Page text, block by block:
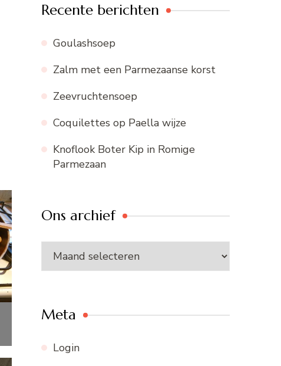
Recente berichten
Goulashsoep
Zalm met een Parmezaanse korst
Zeevruchtensoep
Coquilettes op Paella wijze
Knoflook Boter Kip in Romige
Parmezaan
Ons archief
Ons
archief
Meta
Login